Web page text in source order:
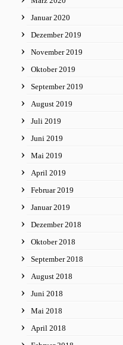
Januar 2020
Dezember 2019
November 2019
Oktober 2019
September 2019
August 2019
Juli 2019
Juni 2019
Mai 2019
April 2019
Februar 2019
Januar 2019
Dezember 2018
Oktober 2018
September 2018
August 2018
Juni 2018
Mai 2018
April 2018